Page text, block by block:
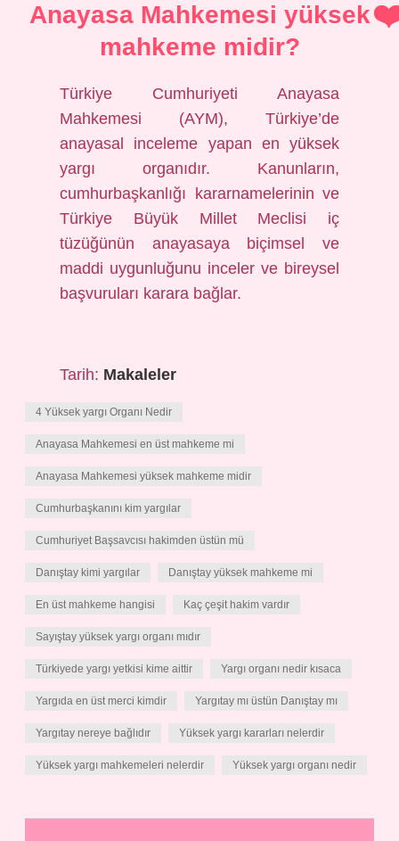
Anayasa Mahkemesi yüksek
mahkeme midir?
Türkiye Cumhuriyeti Anayasa
Mahkemesi (AYM), Türkiye’de
anayasal inceleme yapan en yüksek
yargı organıdır. Kanunların,
cumhurbaşkanlığı kararnamelerinin ve
Türkiye Büyük Millet Meclisi iç
tüzüğünün anayasaya biçimsel ve
maddi uygunluğunu inceler ve bireysel
başvuruları karara bağlar.
Tarih: Makaleler
4 Yüksek yargı Organı Nedir
Anayasa Mahkemesi en üst mahkeme mi
Anayasa Mahkemesi yüksek mahkeme midir
Cumhurbaşkanını kim yargılar
Cumhuriyet Başsavcısı hakimden üstün mü
Danıştay kimi yargılar Danıştay yüksek mahkeme mi
En üst mahkeme hangisi Kaç çeşit hakim vardır
Sayıştay yüksek yargı organı mıdır
Türkiyede yargı yetkisi kime aittir Yargı organı nedir kısaca
Yargıda en üst merci kimdir Yargıtay mı üstün Danıştay mı
Yargıtay nereye bağlıdır Yüksek yargı kararları nelerdir
Yüksek yargı mahkemeleri nelerdir Yüksek yargı organı nedir